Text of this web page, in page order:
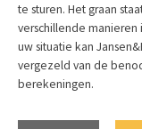
te sturen. Het graan
verschillende
uw situatie kan
vergezeld van de
berekeningen.